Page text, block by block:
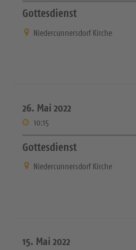
Gottesdienst
Niedercunnersdorf Kirche
26. Mai 2022
10:15
Gottesdienst
Niedercunnersdorf Kirche
15. Mai 2022